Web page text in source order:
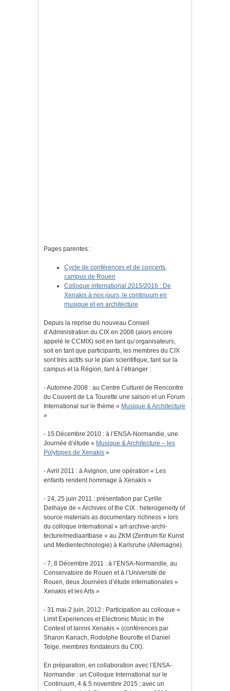
Pages parentes :
Cycle de conférences et de concerts,
campus de Rouen
Colloque international 2015/2016 : De
Xenakis à nos jours, le continuum en
musique et en architecture
Depuis la reprise du nouveau Conseil
d’Administration du CIX en 2008 (alors encore
appelé le CCMIX) soit en tant qu’organisateurs,
soit en tant que participants, les membres du CIX
sont très actifs sur le plan scientifique, tant sur la
campus et la Région, tant à l’étranger :
- Automne 2008 : au Centre Culturel de Rencontre
du Couvent de La Tourette une saison et un Forum
International sur le thème « Musique & Architecture
»
- 15 Décembre 2010 : à l’ENSA-Normandie, une
Journée d’étude « Musique & Architecture – les
Polytopes de Xenakis »
- Avril 2011 : à Avignon, une opération « Les
enfants rendent hommage à Xenakis »
- 24, 25 juin 2011 : présentation par Cyrille
Delhaye de « Archives of the CIX : heterogeneity of
source materials as documentary richness » lors
du colloque international « art-archive-archi-
tecture/mediaartbase » au ZKM (Zentrum für Kunst
und Medientechnologie) à Karlsruhe (Allemagne).
- 7, 8 Décembre 2011 : à l’ENSA-Normandie, au
Conservatoire de Rouen et à l’Université de
Rouen, deux Journées d’étude internationales «
Xenakis et les Arts »
- 31 mai-2 juin, 2012 : Participation au colloque «
Limit Experiences et Electronic Music in the
Context of Iannis Xenakis » (conférences par
Sharon Kanach, Rodolphe Bourotte et Daniel
Teige, membres fondateurs du CIX).
En préparation, en collaboration avec l’ENSA-
Normandie : un Colloque International sur le
Continuum, 4 & 5 novembre 2015 ; avec un